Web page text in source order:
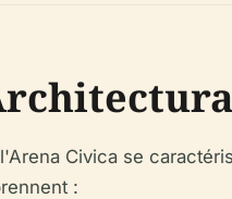
Civica se
: